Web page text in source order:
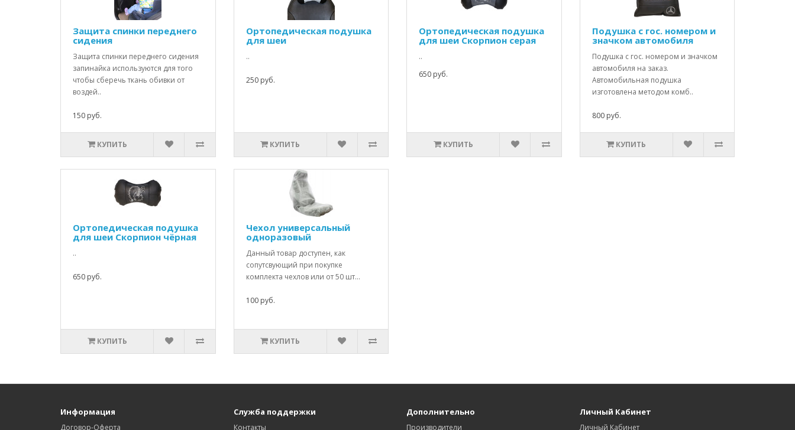
Защита спинки переднего
сидения
Защита спинки переднего сидения
запинайка используются для того
чтобы сберечь ткань обивки от
воздей..
150 руб.
КУПИТЬ
Ортопедическая подушка
для шеи
..
250 руб.
КУПИТЬ
Ортопедическая подушка
для шеи Скорпион серая
..
650 руб.
КУПИТЬ
Подушка с гос. номером и
значком автомобиля
Подушка с гос. номером и значком
автомобиля на заказ.
Автомобильная подушка
изготовлена методом комб..
800 руб.
КУПИТЬ
Ортопедическая подушка
для шеи Скорпион чёрная
..
650 руб.
КУПИТЬ
Чехол универсальный
одноразовый
Данный товар доступен, как
сопутсвующий при покупке
комплекта чехлов или от 50 шт...
100 руб.
КУПИТЬ
Информация
Договор-Оферта
Служба поддержки
Контакты
Дополнительно
Производители
Личный Кабинет
Личный Кабинет